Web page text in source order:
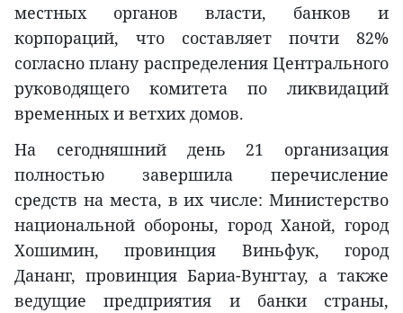
местных органов власти, банков и
корпораций, что составляет почти 82%
согласно плану распределения Центрального
руководящего комитета по ликвидаций
временных и ветхих домов.
На сегодняшний день 21 организация
полностью завершила перечисление
средств на места, в их числе: Министерство
национальной обороны, город Ханой, город
Хошимин, провинция Виньфук, город
Дананг, провинция Бариа-Вунгтау, а также
ведущие предприятия и банки страны,